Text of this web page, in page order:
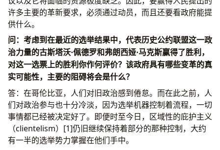
许多主要的革新要求，必须通过动员，而且还要看政府能提
供什么。
问：考虑到在最近的选举结果中，代表历史公约联盟这一政
治力量的古斯塔沃·佩德罗和弗朗西娅·马克斯赢得了胜利，
对这一选票上的胜利你作何评价？该政府具有哪些变革的真
实可能性，主要的阻碍将会是什么？
答：在哥伦比亚，人们对旧政治感到倦怠。而在此之前，人
们对政治参与也十分冷淡，因为选举机器控制着流程，一切
事情都已经被决定好了。即便时至今日，区域性的庇护主义
（clientelism）[1]仍旧继续保持着部分的那种控制，大约
有一半的选举势力掌握在他们手中。